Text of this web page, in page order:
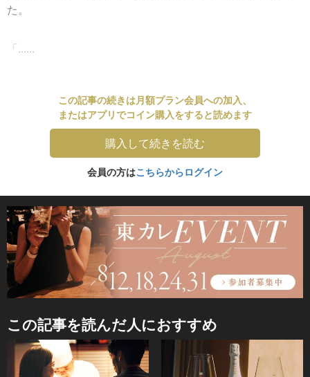
た。
「......
この記事の続きは月額プラン会員への加入、
またはアプリでコイン購入をすると読めます
購入して続きを読む
会員の方はこちらからログイン
この記事を読んだ人におすすめ